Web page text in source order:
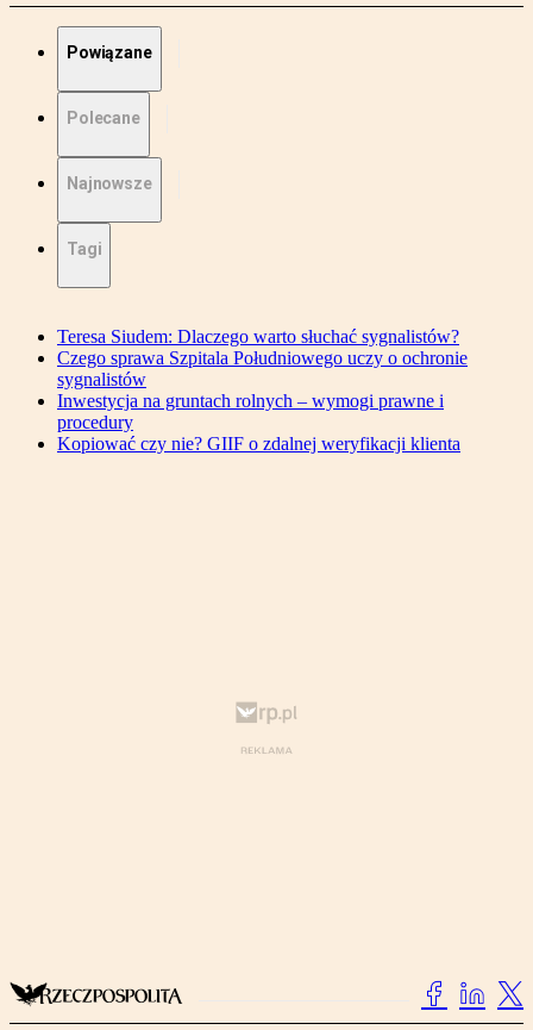
Powiązane
Polecane
Najnowsze
Tagi
Teresa Siudem: Dlaczego warto słuchać sygnalistów?
Czego sprawa Szpitala Południowego uczy o ochronie
sygnalistów
Inwestycja na gruntach rolnych – wymogi prawne i
procedury
Kopiować czy nie? GIIF o zdalnej weryfikacji klienta